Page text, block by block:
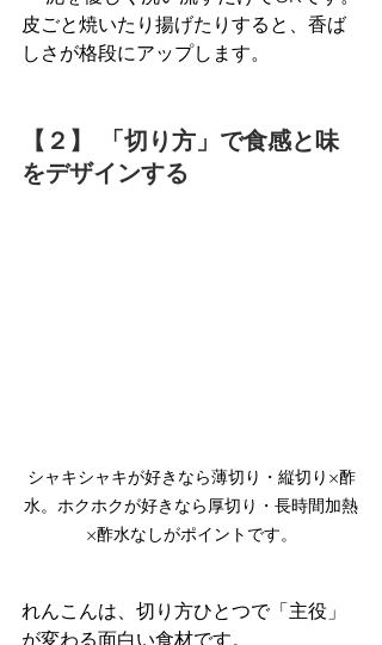
皮ごと焼いたり揚げたりすると、香ば
しさが格段にアップします。
【２】 「切り方」で食感と味
をデザインする
シャキシャキが好きなら薄切り・縦切り×酢
水。ホクホクが好きなら厚切り・長時間加熱
×酢水なしがポイントです。
れんこんは、切り方ひとつで「主役」
が変わる面白い食材です。